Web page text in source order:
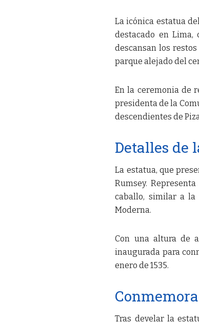
La icónica estatua
destacado en
descansan los
parque alejado del
En la ceremonia de
presidenta de la
descendientes de
Detalles de
La estatua, que
Rumsey.
caballo, similar a la
Moderna.
Con una altura de
inaugurada para
enero de 1535.
Tras develar la